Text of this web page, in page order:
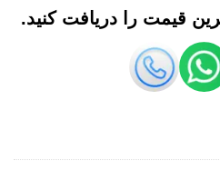
قیمت را دریافت کنید.